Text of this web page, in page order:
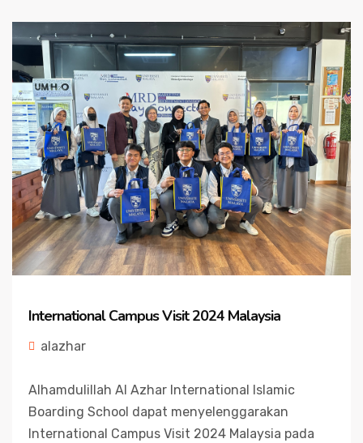
International Campus Visit 2024 Malaysia
alazhar
Alhamdulillah Al Azhar International Islamic
Boarding School dapat menyelenggarakan
International Campus Visit 2024 Malaysia pada